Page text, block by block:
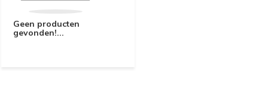
Geen producten
gevonden!...